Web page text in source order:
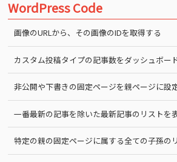
WordPress Code
画像のURLから、その画像のIDを取得する
カスタム投稿タイプの記事数をダッシュボー
非公開や下書きの固定ページを親ページに設
一番最新の記事を除いた最新記事のリストを
特定の親の固定ページに属する全ての子孫の